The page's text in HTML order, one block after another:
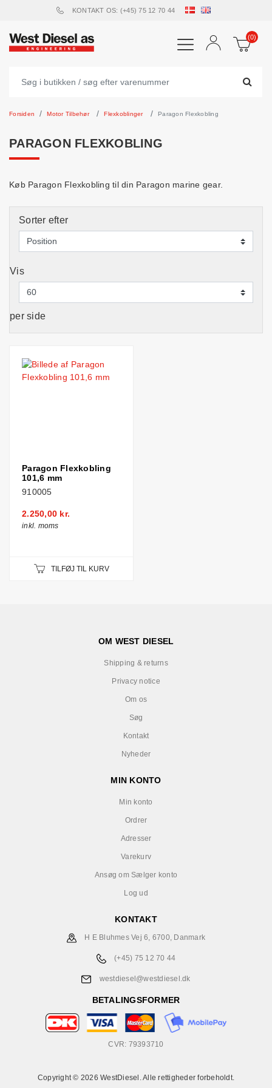
KONTAKT OS: (+45) 75 12 70 44
(0)
Forsiden Motor Tilbehør Flexkoblinger Paragon Flexkobling
PARAGON FLEXKOBLING
Køb Paragon Flexkobling til din Paragon marine gear.
Sorter efter
Vis
per side
Paragon Flexkobling
101,6 mm
910005
2.250,00 kr.
inkl. moms
TILFØJ TIL KURV
OM WEST DIESEL
Shipping & returns
Privacy notice
Om os
Søg
Kontakt
Nyheder
MIN KONTO
Min konto
Ordrer
Adresser
Varekurv
Ansøg om Sælger konto
Log ud
KONTAKT
H E Bluhmes Vej 6, 6700, Danmark
(+45) 75 12 70 44
westdiesel@westdiesel.dk
BETALINGSFORMER
CVR: 79393710
Copyright © 2026 WestDiesel. Alle rettigheder forbeholdt.